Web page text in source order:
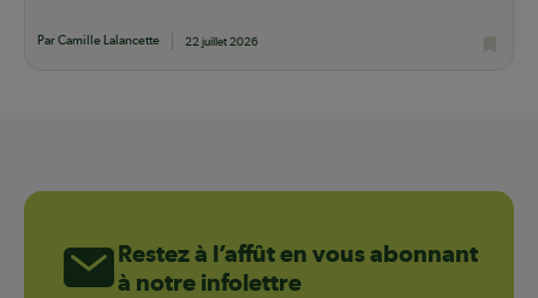
Par Camille Lalancette 22 juillet 2026
Restez à l’affût en vous abonnant
à notre infolettre